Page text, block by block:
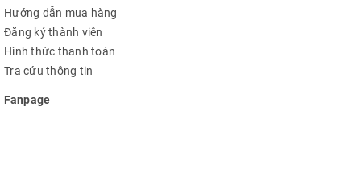
Datasheet ISD1820
Hướng dẫn mua hàng
Đăng ký thành viên
Hình thức thanh toán
Tra cứu thông tin
Fanpage